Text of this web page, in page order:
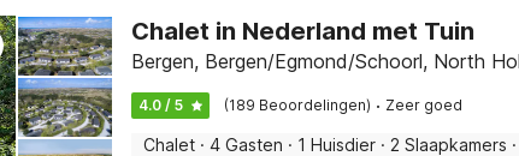
Chalet in Nederland met Tuin
Bergen, Bergen/Egmond/Schoorl, North
4.0 / 5 (189 Beoordelingen) · Zeer goed
Chalet · 4 Gasten · 1 Huisdier · 2 Slaapkamers ·